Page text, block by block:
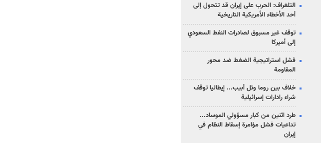
التلغراف: الحرب على إيران قد تتحول إلى
أحد الأخطاء الأمريكية التاريخية
توقف غير مسبوق لصادرات النفط السعودي
إلى أميركا
فشل استراتيجية الضغط ضد محور
المقاومة
خلاف بين روما وتل أبيب... إيطاليا توقف
شراء رادارات إسرائيلية
طرد اثنين من كبار مسؤولي الموساد...
تداعيات فشل مؤامرة إسقاط النظام في
إيران